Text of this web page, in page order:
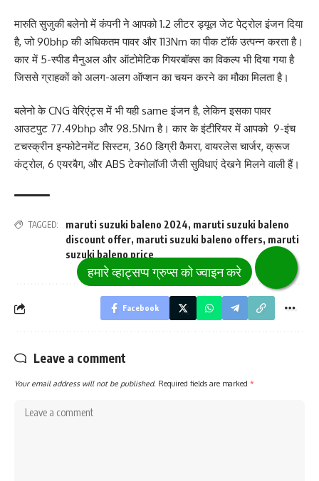
मारुति सुजुकी बलेनो में कंपनी ने आपको 1.2 लीटर ड्यूल जेट पेट्रोल इंजन दिया
है, जो 90bhp की अधिकतम पावर और 113Nm का पीक टॉर्क उत्पन्न करता है।
कार में 5-स्पीड मैनुअल और ऑटोमेटिक गियरबॉक्स का विकल्प भी दिया गया है
जिससे ग्राहकों को अलग-अलग ऑप्शन का चयन करने का मौका मिलता है।
बलेनो के CNG वेरिएंट्स में भी यही same इंजन है, लेकिन इसका पावर
आउटपुट 77.49bhp और 98.5Nm है। कार के इंटीरियर में आपको 9-इंच
टचस्क्रीन इन्फोटेनमेंट सिस्टम, 360 डिग्री कैमरा, वायरलेस चार्जर, क्रूज
कंट्रोल, 6 एयरबैग, और ABS टेक्नोलॉजी जैसी सुविधाएं देखने मिलने वाली हैं।
TAGGED: maruti suzuki baleno 2024, maruti suzuki baleno
discount offer, maruti suzuki baleno offers, maruti
suzuki baleno price
Facebook
Leave a comment
Your email address will not be published. Required fields are marked *